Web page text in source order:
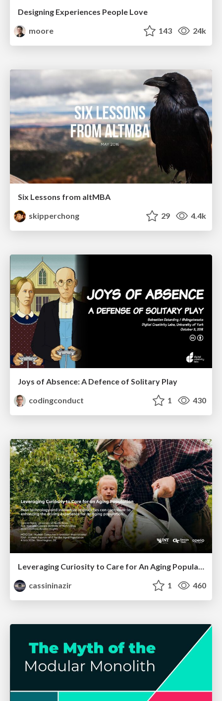
Designing Experiences People Love
moore
143 24k
Six Lessons from altMBA
skipperchong
29 4.4k
Joys of Absence: A Defence of Solitary Play
codingconduct
1 430
cassininazir
1 460